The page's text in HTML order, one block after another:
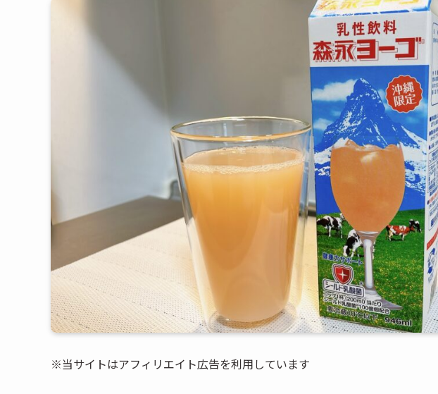
※当サイトはアフィリエイト広告を利用しています